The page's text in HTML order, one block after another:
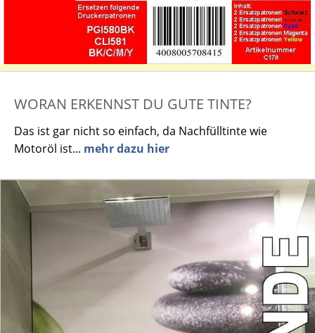
WORAN ERKENNST DU GUTE TINTE?
Das ist gar nicht so einfach, da Nachfülltinte wie
Motoröl ist... mehr dazu hier